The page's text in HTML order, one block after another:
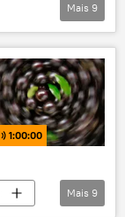
Mais 9
1:00:00
Mais 9